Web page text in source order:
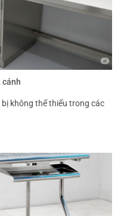
cánh
không thể thiếu trong các